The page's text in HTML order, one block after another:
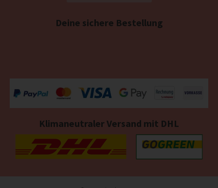
Deine sichere Bestellung
Klimaneutraler Versand mit DHL